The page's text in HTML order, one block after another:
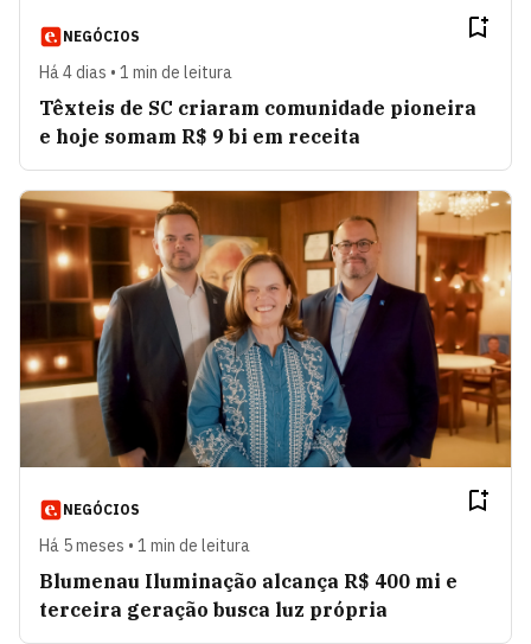
NEGÓCIOS
Há 4 dias • 1 min de leitura
Têxteis de SC criaram comunidade pioneira
e hoje somam R$ 9 bi em receita
NEGÓCIOS
Há 5 meses • 1 min de leitura
Blumenau Iluminação alcança R$ 400 mi e
terceira geração busca luz própria